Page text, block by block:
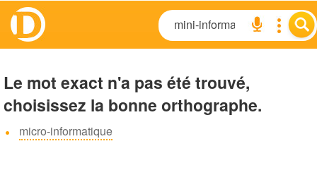
Le mot exact n'a pas été trouvé,
choisissez la bonne orthographe.
micro-informatique